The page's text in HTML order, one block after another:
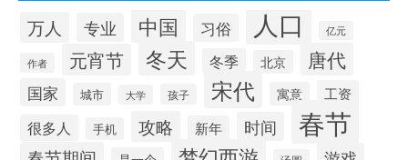
万人 专业 中国 习俗 人口 亿元
作者 元宵节 冬天 冬季 北京 唐代
国家 城市 大学 孩子 宋代 寓意 工资
很多人 手机 攻略 新年 时间 春节